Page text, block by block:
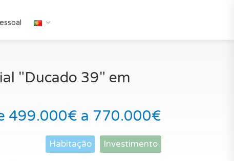
"Ducado 39" em
499.000€ a 770.000€
Habitação Investimento